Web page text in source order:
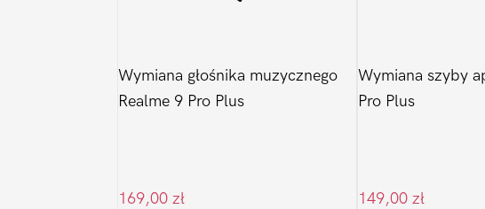
Wymiana głośnika muzycznego
Realme 9 Pro Plus
169,00 zł
Wymiana szyby
Pro Plus
149,00 zł